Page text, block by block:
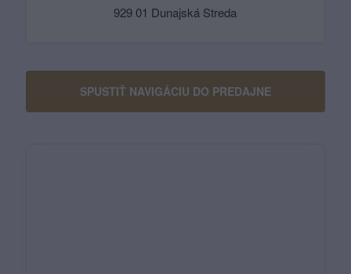
929 01 Dunajská Streda
SPUSTIŤ NAVIGÁCIU DO PREDAJNE